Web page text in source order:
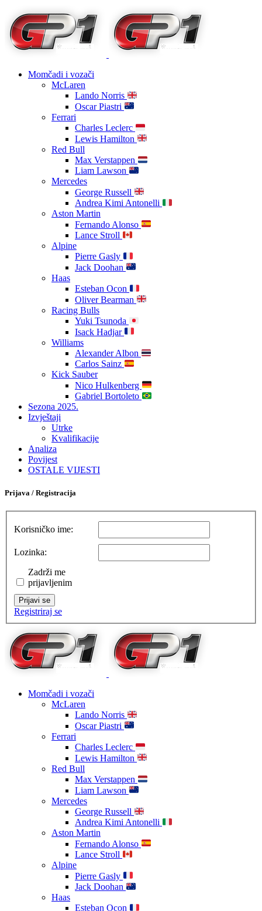
Momčadi i vozači
McLaren
Lando Norris
Oscar Piastri
Ferrari
Charles Leclerc
Lewis Hamilton
Red Bull
Max Verstappen
Liam Lawson
Mercedes
George Russell
Andrea Kimi Antonelli
Aston Martin
Fernando Alonso
Lance Stroll
Alpine
Pierre Gasly
Jack Doohan
Haas
Esteban Ocon
Oliver Bearman
Racing Bulls
Yuki Tsunoda
Isack Hadjar
Williams
Alexander Albon
Carlos Sainz
Kick Sauber
Nico Hulkenberg
Gabriel Bortoleto
Sezona 2025.
Izvještaji
Utrke
Kvalifikacije
Analiza
Povijest
OSTALE VIJESTI
Prijava / Registracija
Korisničko ime:
Lozinka:
Zadrži me
prijavljenim
Prijavi se
Registriraj se
Momčadi i vozači
McLaren
Lando Norris
Oscar Piastri
Ferrari
Charles Leclerc
Lewis Hamilton
Red Bull
Max Verstappen
Liam Lawson
Mercedes
George Russell
Andrea Kimi Antonelli
Aston Martin
Fernando Alonso
Lance Stroll
Alpine
Pierre Gasly
Jack Doohan
Haas
Esteban Ocon